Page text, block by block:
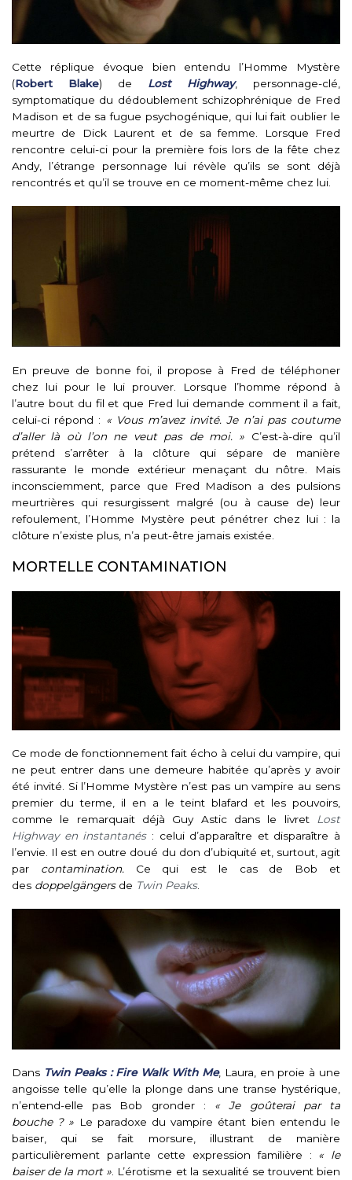
Cette réplique évoque bien entendu l’Homme Mystère
(Robert Blake) de Lost Highway, personnage-clé,
symptomatique du dédoublement schizophrénique de Fred
Madison et de sa fugue psychogénique, qui lui fait oublier le
meurtre de Dick Laurent et de sa femme. Lorsque Fred
rencontre celui-ci pour la première fois lors de la fête chez
Andy, l’étrange personnage lui révèle qu’ils se sont déjà
rencontrés et qu’il se trouve en ce moment-même chez lui.
En preuve de bonne foi, il propose à Fred de téléphoner
chez lui pour le lui prouver. Lorsque l’homme répond à
l’autre bout du fil et que Fred lui demande comment il a fait,
celui-ci répond : « Vous m’avez invité. Je n’ai pas coutume
d’aller là où l’on ne veut pas de moi. » C’est-à-dire qu’il
prétend s’arrêter à la clôture qui sépare de manière
rassurante le monde extérieur menaçant du nôtre. Mais
inconsciemment, parce que Fred Madison a des pulsions
meurtrières qui resurgissent malgré (ou à cause de) leur
refoulement, l’Homme Mystère peut pénétrer chez lui : la
clôture n’existe plus, n’a peut-être jamais existée.
MORTELLE CONTAMINATION
Ce mode de fonctionnement fait écho à celui du vampire, qui
ne peut entrer dans une demeure habitée qu’après y avoir
été invité. Si l’Homme Mystère n’est pas un vampire au sens
premier du terme, il en a le teint blafard et les pouvoirs,
comme le remarquait déjà Guy Astic dans le livret
Lost
Highway en instantanés: celui d’apparaître et disparaître à
l’envie. Il est en outre doué du don d’ubiquité et, surtout, agit
par contamination. Ce qui est le cas de Bob et
des doppelgängersde Twin Peaks.
Dans Twin Peaks : Fire Walk With Me, Laura, en proie à une
angoisse telle qu’elle la plonge dans une transe hystérique,
n’entend-elle pas Bob gronder : « Je goûterai par ta
bouche ? » Le paradoxe du vampire étant bien entendu le
baiser, qui se fait morsure, illustrant de manière
particulièrement parlante cette expression familière : « le
baiser de la mort ». L’érotisme et la sexualité se trouvent bien